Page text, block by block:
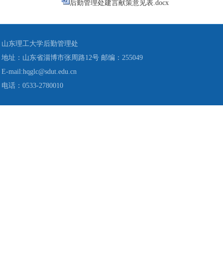
后勤管理处建言献策意见表.docx
山东理工大学后勤管理处
地址：山东省淄博市张周路12号 邮编：255049
E-mail:hqglc@sdut.edu.cn
电话：0533-2780010